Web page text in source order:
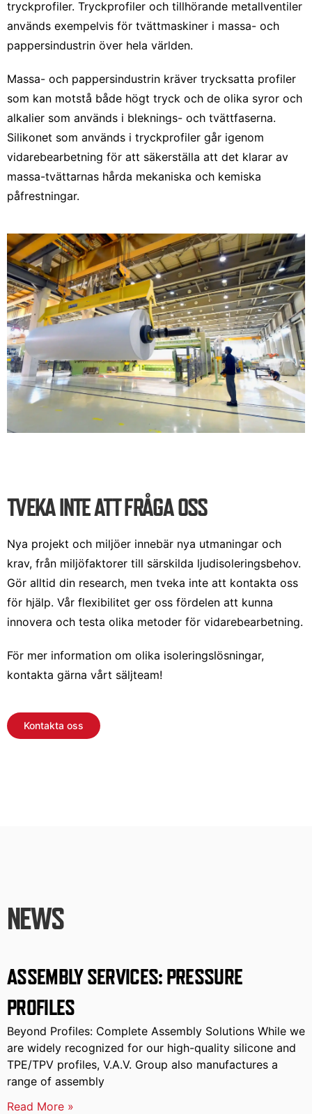
tryckprofiler. Tryckprofiler och tillhörande metallventiler
används exempelvis för tvättmaskiner i massa- och
pappersindustrin över hela världen.
Massa- och pappersindustrin kräver trycksatta profiler
som kan motstå både högt tryck och de olika syror och
alkalier som används i bleknings- och tvättfaserna.
Silikonet som används i tryckprofiler går igenom
vidarebearbetning för att säkerställa att det klarar av
massa-tvättarnas hårda mekaniska och kemiska
påfrestningar.
TVEKA INTE ATT FRÅGA OSS
Nya projekt och miljöer innebär nya utmaningar och
krav, från miljöfaktorer till särskilda ljudisoleringsbehov.
Gör alltid din research, men tveka inte att kontakta oss
för hjälp. Vår flexibilitet ger oss fördelen att kunna
innovera och testa olika metoder för vidarebearbetning.
För mer information om olika isoleringslösningar,
kontakta gärna vårt säljteam!
Kontakta oss
NEWS
ASSEMBLY SERVICES: PRESSURE
PROFILES
Beyond Profiles: Complete Assembly Solutions While we
are widely recognized for our high-quality silicone and
TPE/TPV profiles, V.A.V. Group also manufactures a
range of assembly
Read More »